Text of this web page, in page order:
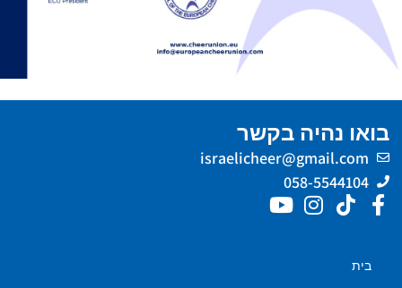
בואו נהיה בקשר
israelicheer@gmail.com
058-5544104
בית